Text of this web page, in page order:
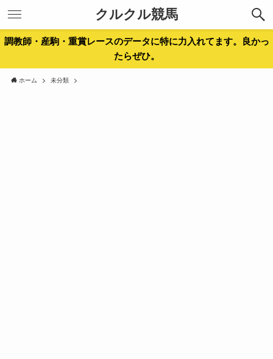
クルクル競馬
調教師・産駒・重賞レースのデータに特に力入れてます。良かっ
たらぜひ。
ホーム 未分類